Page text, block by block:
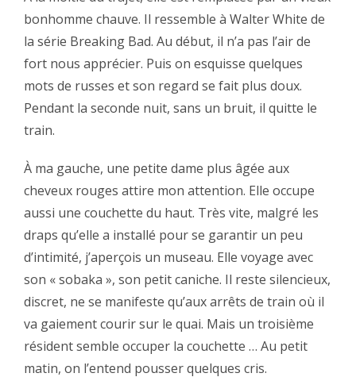
bonhomme chauve. Il ressemble à Walter White de
la série Breaking Bad. Au début, il n’a pas l’air de
fort nous apprécier. Puis on esquisse quelques
mots de russes et son regard se fait plus doux.
Pendant la seconde nuit, sans un bruit, il quitte le
train.‬
‪À ma gauche, une petite dame plus âgée aux
cheveux rouges attire mon attention. Elle occupe
aussi une couchette du haut. Très vite, malgré les
draps qu’elle a installé pour se garantir un peu
d’intimité, j’aperçois un museau. Elle voyage avec
son « sobaka », son petit caniche. Il reste silencieux,
discret, ne se manifeste qu’aux arrêts de train où il
va gaiement courir sur le quai. Mais un troisième
résident semble occuper la couchette … Au petit
matin, on l’entend pousser quelques cris.